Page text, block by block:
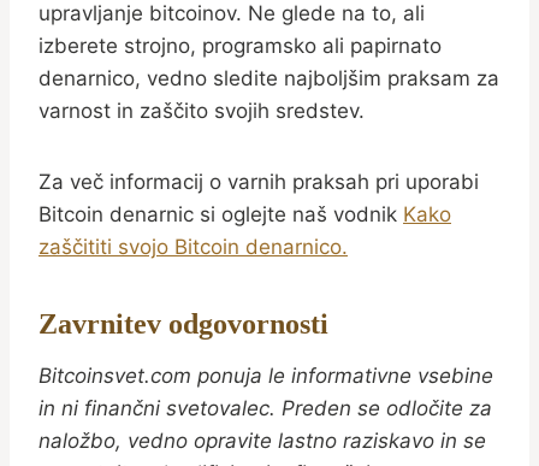
upravljanje bitcoinov. Ne glede na to, ali
izberete strojno, programsko ali papirnato
denarnico, vedno sledite najboljšim praksam za
varnost in zaščito svojih sredstev.
Za več informacij o varnih praksah pri uporabi
Bitcoin denarnic si oglejte naš vodnik Kako
zaščititi svojo Bitcoin denarnico.
Zavrnitev odgovornosti
Bitcoinsvet.com ponuja le informativne vsebine
in ni finančni svetovalec. Preden se odločite za
naložbo, vedno opravite lastno raziskavo in se